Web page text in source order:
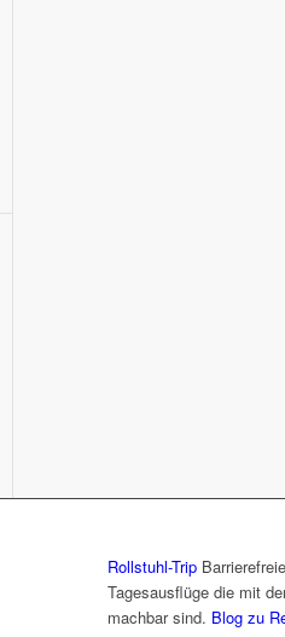
Rollstuhl-Trip
Tagesausflüge die mit
machbar sind. Blog zu